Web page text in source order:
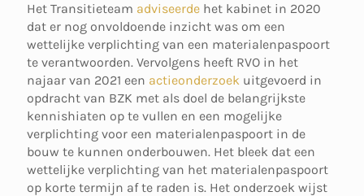
Het Transitieteam adviseerde het kabinet in 2020
dat er nog onvoldoende inzicht was om een
wettelijke verplichting van een materialenpaspoort
te verantwoorden. Vervolgens heeft RVO in het
najaar van 2021 een actieonderzoek uitgevoerd in
opdracht van BZK met als doel de belangrijkste
kennishiaten op te vullen en een mogelijke
verplichting voor een materialenpaspoort in de
bouw te kunnen onderbouwen. Het bleek dat een
wettelijke verplichting van het materialenpaspoort
op korte termijn af te raden is. Het onderzoek wijst